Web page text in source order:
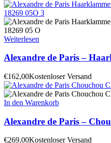
Weiterlesen
Alexandre de Paris –
€162,00Kostenloser Versand
In den Warenkorb
Alexandre de Paris –
€269,00Kostenloser Versand